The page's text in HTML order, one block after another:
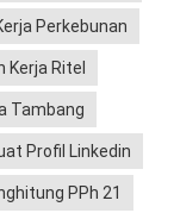
Perkebunan
Kerja Ritel
Tambang
Profil Linkedin
PPh 21